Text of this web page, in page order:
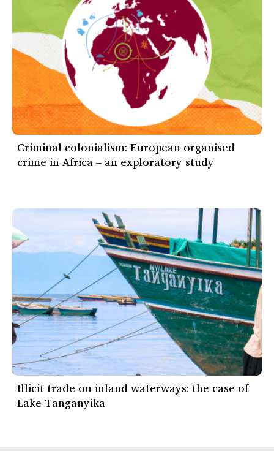
Criminal colonialism: European organised
crime in Africa – an exploratory study
Illicit trade on inland waterways: the case of
Lake Tanganyika